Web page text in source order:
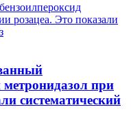
розацеа. Это показали
метронидазол при
систематический